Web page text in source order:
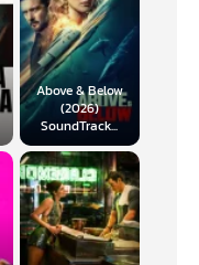
Above & Below
(2026)
SoundTrack...